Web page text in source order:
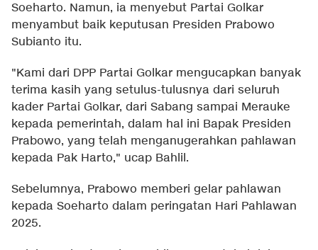
Soeharto. Namun, ia menyebut Partai Golkar
menyambut baik keputusan Presiden Prabowo
Subianto itu.
"Kami dari DPP Partai Golkar mengucapkan banyak
terima kasih yang setulus-tulusnya dari seluruh
kader Partai Golkar, dari Sabang sampai Merauke
kepada pemerintah, dalam hal ini Bapak Presiden
Prabowo, yang telah menganugerahkan pahlawan
kepada Pak Harto," ucap Bahlil.
Sebelumnya, Prabowo memberi gelar pahlawan
kepada Soeharto dalam peringatan Hari Pahlawan
2025.